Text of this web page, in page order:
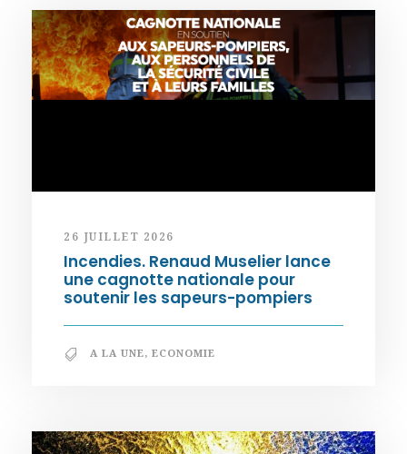
26 JUILLET 2026
Incendies. Renaud Muselier lance
une cagnotte nationale pour
soutenir les sapeurs-pompiers
A LA UNE, ECONOMIE